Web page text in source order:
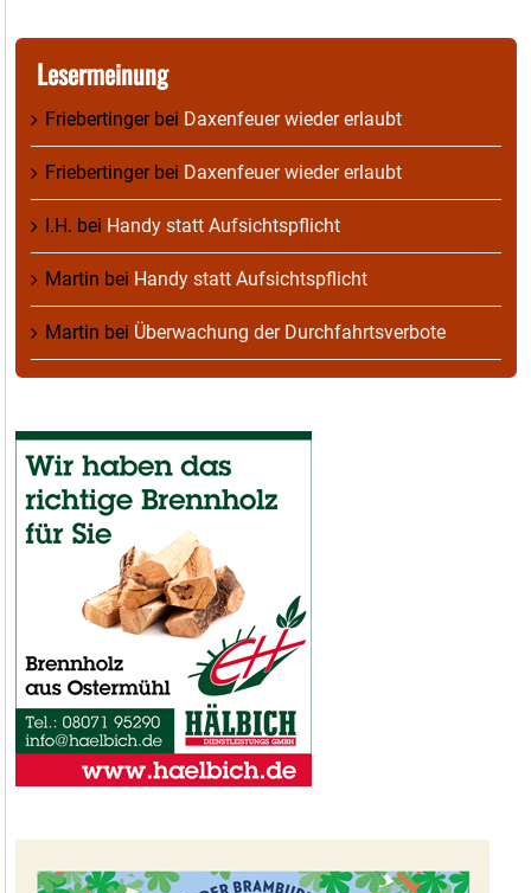
Lesermeinung
Friebertingerbei Daxenfeuer wieder erlaubt
Friebertingerbei Daxenfeuer wieder erlaubt
I.H. bei Handy statt Aufsichtspflicht
Martin bei Handy statt Aufsichtspflicht
Martin bei Überwachung der Durchfahrtsverbote